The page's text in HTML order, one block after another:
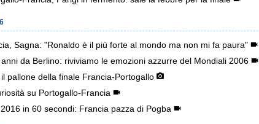
Sagna: "Ronaldo è il più forte al mondo ma non mi fa paura"
da Berlino: riviviamo le emozioni azzurre del Mondiali 2006
pallone della finale Francia-Portogallo
su Portogallo-Francia
in 60 secondi: Francia pazza di Pogba